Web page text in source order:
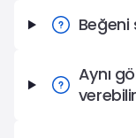
Beğeni
Aynı